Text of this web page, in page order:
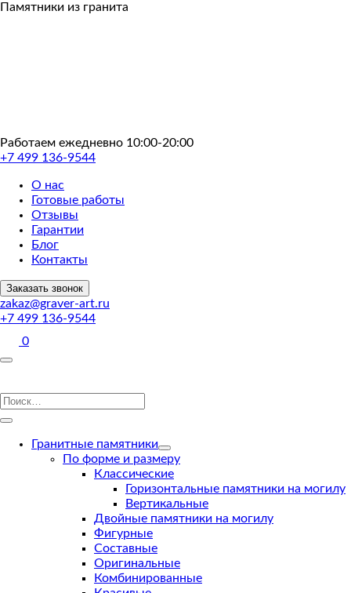
Пропустить
Памятники из гранита
Работаем ежедневно 10:00-20:00
+7 499 136-9544
О нас
Готовые работы
Отзывы
Гарантии
Блог
Контакты
Заказать звонок
zakaz@graver-art.ru
+7 499 136-9544
0
Гранитные памятники
По форме и размеру
Классические
Горизонтальные памятники на могилу
Вертикальные
Двойные памятники на могилу
Фигурные
Составные
Оригинальные
Комбинированные